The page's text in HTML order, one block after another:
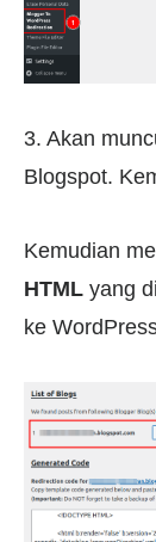
3. Akan
Blogspot.
Kemudian
HTML yang
ke